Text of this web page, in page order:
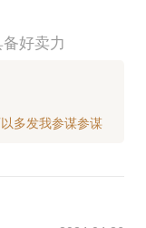
个起跑线上，我
好卖力